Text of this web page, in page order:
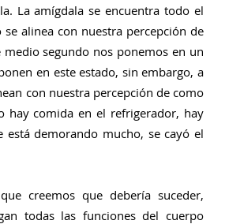
La amígdala se encuentra todo el
alinea con nuestra percepción de
segundo nos ponemos en un
en este estado, sin embargo, a
con nuestra percepción de como
hay comida en el refrigerador, hay
demorando mucho, se cayó el
creemos que debería suceder,
todas las funciones del cuerpo